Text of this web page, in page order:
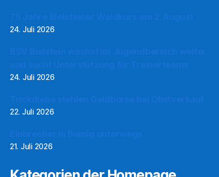
24. Juli 2026
24. Juli 2026
22. Juli 2026
21. Juli 2026